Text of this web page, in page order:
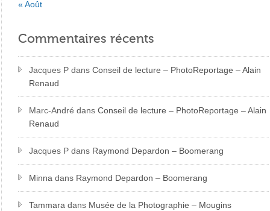
« Août
Commentaires récents
Jacques P dansConseil de lecture – PhotoReportage – Alain
Renaud
Marc-André dansConseil de lecture – PhotoReportage – Alain
Renaud
Jacques P dans Raymond Depardon – Boomerang
Minna dans Raymond Depardon – Boomerang
Tammara dans Musée de la Photographie – Mougins